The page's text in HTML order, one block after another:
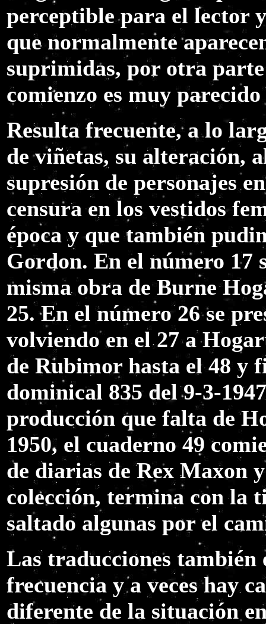
perceptible para el lector
que normalmente
suprimidas, por otra
comienzo es muy
Resulta frecuente, a lo
de viñetas, su alteración,
supresión de personajes
censura en los vestidos
época y que también
Gordon. En el número 17
misma obra de Burne
25. En el número 26 se
volviendo en el 27 a
de Rubimor hasta el 48 y
dominical 835 del 9-3-
producción que falta de
1950, el cuaderno 49
de diarias de Rex Maxon
colección, termina con la
saltado algunas por el
Las traducciones también
frecuencia y a veces hay
diferente de la situación